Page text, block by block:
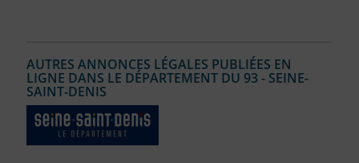
AUTRES ANNONCES LÉGALES PUBLIÉES EN
LIGNE DANS LE DÉPARTEMENT DU 93 - SEINE-
SAINT-DENIS